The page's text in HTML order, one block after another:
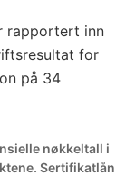
rapportert inn
for
på 34
nøkkeltall i
Sertifikatlån